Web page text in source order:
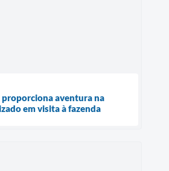
proporciona aventura na
em visita à fazenda